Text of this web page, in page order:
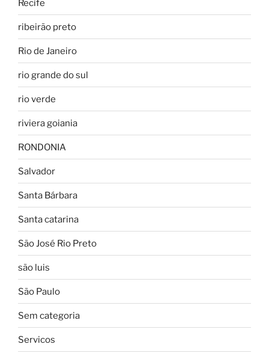
Recife
ribeirão preto
Rio de Janeiro
rio grande do sul
rio verde
riviera goiania
RONDONIA
Salvador
Santa Bárbara
Santa catarina
São José Rio Preto
são luis
São Paulo
Sem categoria
Servicos